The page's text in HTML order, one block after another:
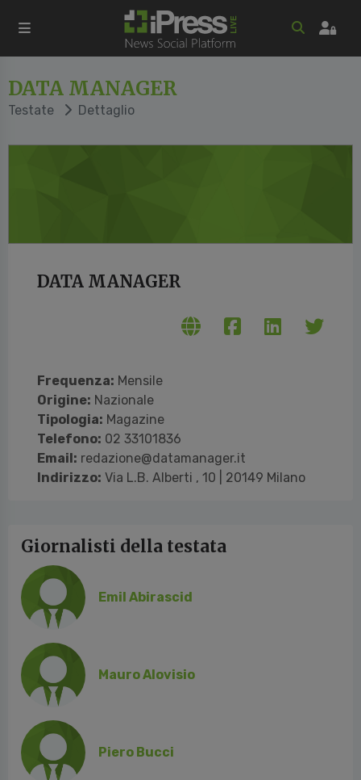
DATA MANAGER
Testate Dettaglio
DATA MANAGER
Frequenza: Mensile
Origine: Nazionale
Tipologia: Magazine
Telefono: 02 33101836
Email: redazione@datamanager.it
Indirizzo: Via L.B. Alberti , 10 | 20149 Milano
Giornalisti della testata
Emil Abirascid
Mauro Alovisio
Piero Bucci